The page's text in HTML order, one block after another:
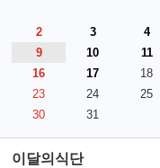
2
3 4
9
10 11
16
17 18
23
24 25
30
31
이달의식단